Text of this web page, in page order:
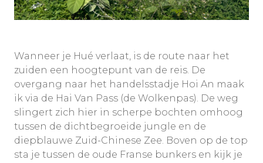
Wanneer je Hué verlaat, is de route naar het
zuiden een hoogtepunt van de reis. De
overgang naar het handelsstadje Hoi An maak
ik via de Hai Van Pass (de Wolkenpas). De weg
slingert zich hier in scherpe bochten omhoog
tussen de dichtbegroeide jungle en de
diepblauwe Zuid-Chinese Zee. Boven op de top
sta je tussen de oude Franse bunkers en kijk je